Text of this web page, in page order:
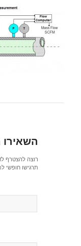
רוצה להצטרף
תרגישו חופשי